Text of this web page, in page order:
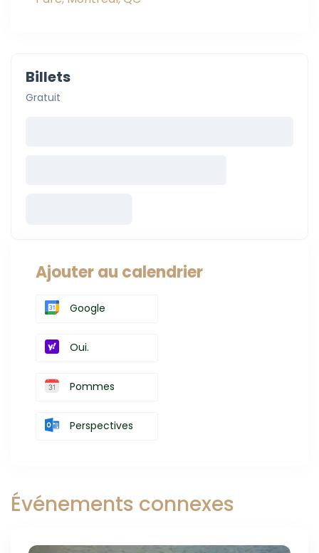
Billets
Gratuit
Ajouter au calendrier
Google
Oui.
Pommes
Perspectives
Événements connexes